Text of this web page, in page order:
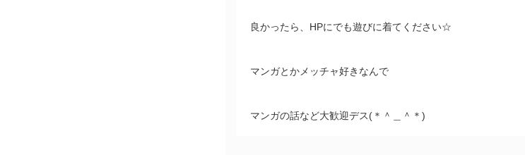
良かったら、HPにでも遊びに着てください☆
マンガとかメッチャ好きなんで
マンガの話など大歓迎デス(＊＾＿＾＊)